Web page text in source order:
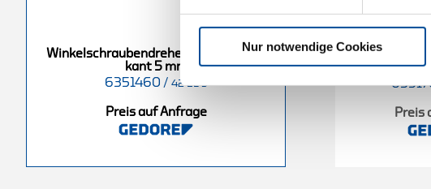
Nur notwendige Cookies
Winkelschraubendreher lang Innen-6-
kant 5 mm
6351460 / 42 EL 5
Preis auf Anfrage
lang
Winkelschraubendreher lang
Innen-6-kant 14 mm
6351970/ 42 EL 14
Preis auf Anfrage
Innen-
Preis